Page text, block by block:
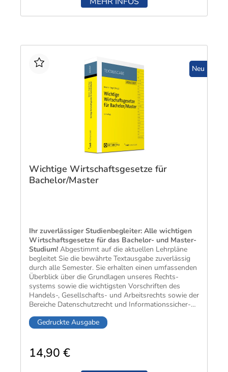
Neu
Wichtige Wirtschaftsgesetze für
Bachelor/Master
Ihr zuverlässiger Studien­begleiter: Alle wichtigen
Wirt­schafts­gesetze für das Bachelor- und Master-
Studium! Abge­stimmt auf die aktuellen Lehr­pläne
begleitet Sie die bewährte Text­ausgabe zuver­lässig
durch alle Semester. Sie erhalten einen um­fassenden
Über­blick über die Grund­lagen unseres Rechts­
systems sowie die wichtigsten Vor­schriften des
Handels-, Gesell­schafts- und Arbeits­rechts sowie der
Bereiche Daten­schutz­recht und Infor­mations­sicher­
Gedruckte Ausgabe
14,90 €